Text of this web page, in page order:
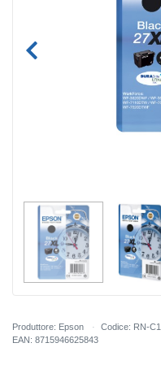
Produttore: Epson Codice: RN-
EAN: 8715946625843